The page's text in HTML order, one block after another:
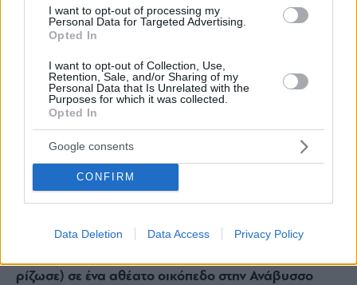
I want to opt-out of processing my
Personal Data for Targeted Advertising.
Opted In
I want to opt-out of Collection, Use,
Retention, Sale, and/or Sharing of my
Personal Data that Is Unrelated with the
Purposes for which it was collected.
Opted In
Google consents
CONFIRM
Data Deletion Data Access Privacy Policy
ρίζωσε) σε ένα αθέατο οικόπεδο στην Ανάβυσσο